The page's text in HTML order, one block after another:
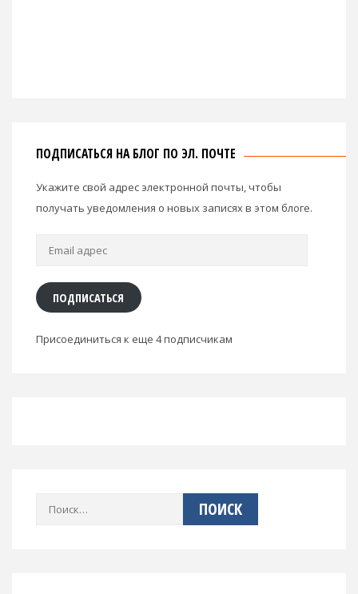
ПОДПИСАТЬСЯ НА БЛОГ ПО ЭЛ. ПОЧТЕ
Укажите свой адрес электронной почты, чтобы
получать уведомления о новых записях в этом блоге.
Email
ПОДПИСАТЬСЯ
Присоединиться к еще 4 подписчикам
Найти: